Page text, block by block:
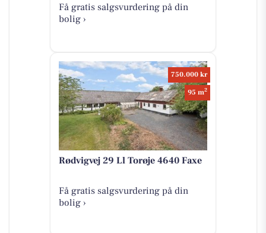
Få gratis salgsvurdering på din
bolig ›
750.000 kr
95 m2
Rødvigvej 29 Ll Torøje 4640 Faxe
Få gratis salgsvurdering på din
bolig ›